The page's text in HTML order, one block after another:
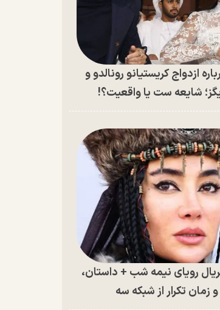
ازدواج کریستیانو رونالدو و
شایعه ست یا واقعیت؟!
رویای نیمه شب + داستان،
تکرار از شبکه سه